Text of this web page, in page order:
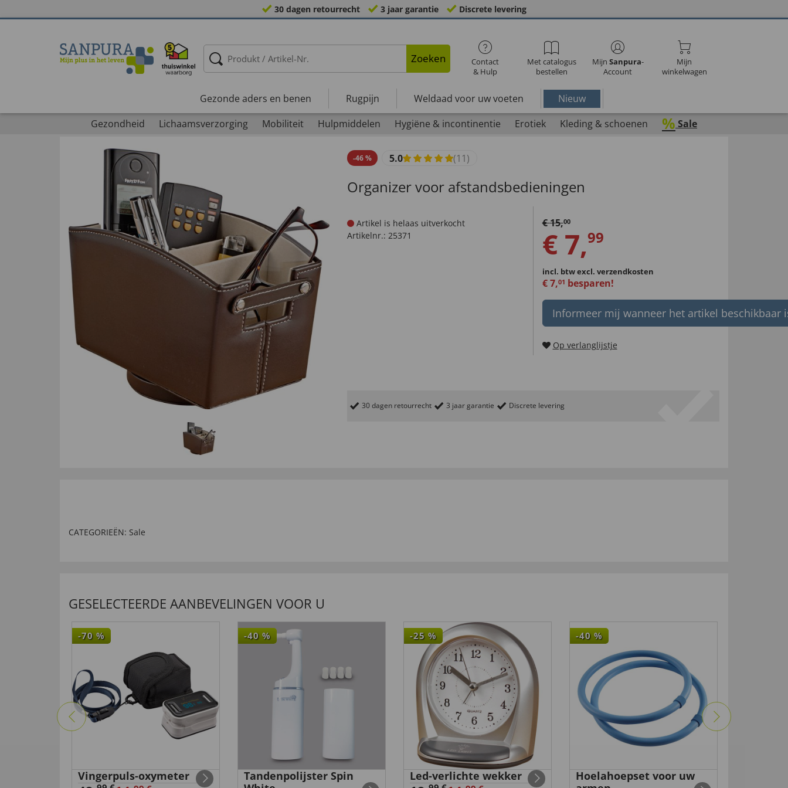
30 dagen retourrecht 3 jaar garantie Discrete levering
Zoeken
Contact
& Hulp
Met catalogus
bestellen
Mijn Sanpura-
Account
Mijn
winkelwagen
Gezonde aders en benen Rugpijn Weldaad voor uw voeten
Nieuw
Gezondheid
Lichaamsverzorging Mobiliteit Hulpmiddelen Hygiëne & incontinentie Erotiek Kleding & schoenen % Sale
-46% 5.0 (11)
Organizer voor afstandsbedieningen
Artikel is helaas uitverkocht
Artikelnr.: 25371
€15,00
€ 7,99
incl. btwexcl. verzendkosten
€7,01 besparen!
Informeer mij wanneer het artikel beschikbaar
Op verlanglijstje
30 dagen retourrecht 3 jaar garantie Discrete levering
CATEGORIEËN: Sale
GESELECTEERDE AANBEVELINGEN VOOR U
-70 %
Vingerpuls-oxymeter
-40 %
Tandenpolijster Spin
-25 %
Led-verlichte wekker
-40 %
Hoelahoepset voor uw